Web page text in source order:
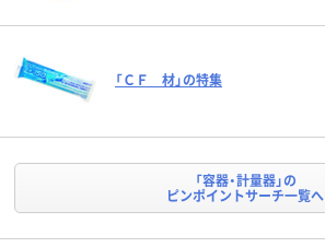
「ＣＦ 材」の特集
「容器・計量器」の
ピンポイントサーチ一覧へ